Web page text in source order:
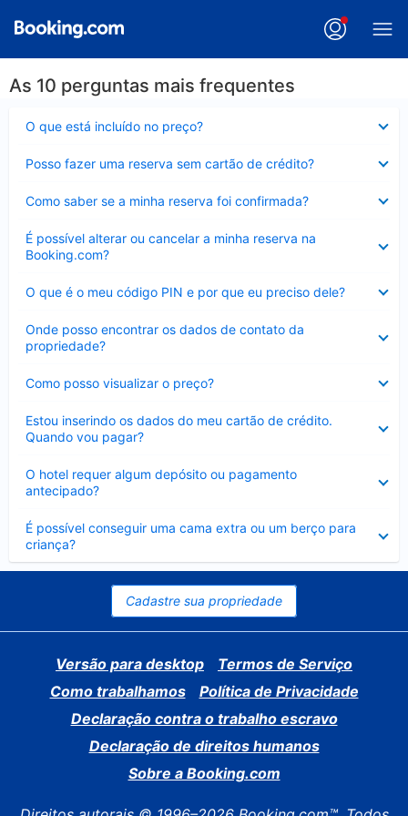
As 10 perguntas mais frequentes
O que está incluído no preço?
Posso fazer uma reserva sem cartão de crédito?
Como saber se a minha reserva foi confirmada?
É possível alterar ou cancelar a minha reserva na
Booking.com?
Contraído
O que é o meu código PIN e por que eu preciso dele?
Onde posso encontrar os dados de contato da
propriedade?
Como posso visualizar o preço?
Estou inserindo os dados do meu cartão de crédito.
Quando vou pagar?
O hotel requer algum depósito ou pagamento
antecipado?
É possível conseguir uma cama extra ou um berço para
criança?
Contraído
Cadastre sua propriedade
Versão para desktop
Termos de Serviço
Como trabalhamos
Política de Privacidade
Declaração contra o trabalho escravo
Declaração de direitos humanos
Sobre a Booking.com